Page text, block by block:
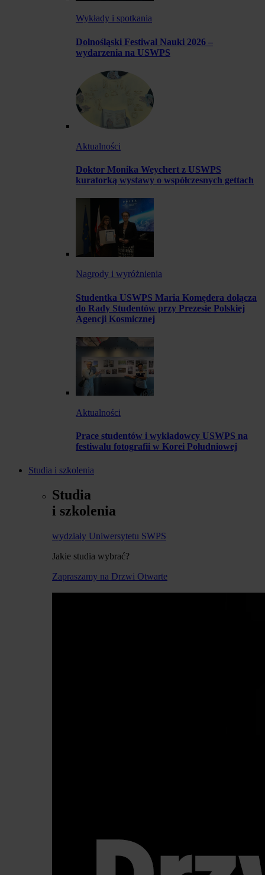
Wykłady i spotkania
Dolnośląski Festiwal Nauki 2026 –
wydarzenia na USWPS
Aktualności
Doktor Monika Weychert z USWPS
kuratorką wystawy o współczesnych gettach
Nagrody i wyróżnienia
Studentka USWPS Maria Komędera dołącza
do Rady Studentów przy Prezesie Polskiej
Agencji Kosmicznej
Aktualności
Prace studentów i wykładowcy USWPS na
festiwalu fotografii w Korei Południowej
Studia i szkolenia
Studia
i szkolenia
wydziały Uniwersytetu SWPS
Jakie studia wybrać?
Zapraszamy na Drzwi Otwarte